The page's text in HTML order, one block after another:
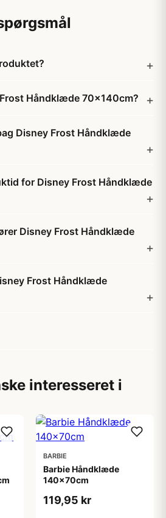
Håndklæde 70x140cm?
Disney Frost Håndklæde
for Disney Frost Håndklæde
Disney Frost Håndklæde
Frost Håndklæde
interesseret i
BARBIE
Barbie Håndklæde
140x70cm
119,95 kr